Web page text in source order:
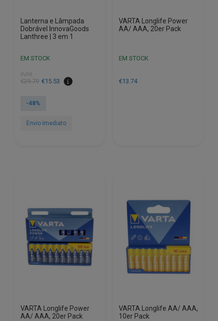
Lanterna e Lâmpada
Dobrável InnovaGoods
Lanthree | 3 em 1
EM STOCK
PVPR
€29.79
O
original
€29.79.
€15.53
O
atual
€15.53.
-48%
Envio Imediato
VARTA Longlife Power
AA/ AAA, 20er Pack
EM STOCK
€13.74
VARTA Longlife Power
AA/ AAA, 20er Pack
VARTA Longlife AA/ AAA,
10er Pack